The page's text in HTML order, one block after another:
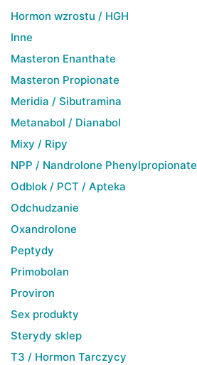
Hormon wzrostu / HGH
Inne
Masteron Enanthate
Masteron Propionate
Meridia / Sibutramina
Metanabol / Dianabol
Mixy / Ripy
NPP / Nandrolone Phenylpropionate
Odblok / PCT / Apteka
Odchudzanie
Oxandrolone
Peptydy
Primobolan
Proviron
Sex produkty
Sterydy sklep
T3 / Hormon Tarczycy